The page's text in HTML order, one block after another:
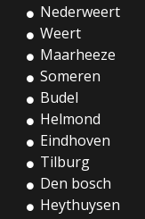
Nederweert
Weert
Maarheeze
Someren
Budel
Helmond
Eindhoven
Tilburg
Den bosch
Heythuysen